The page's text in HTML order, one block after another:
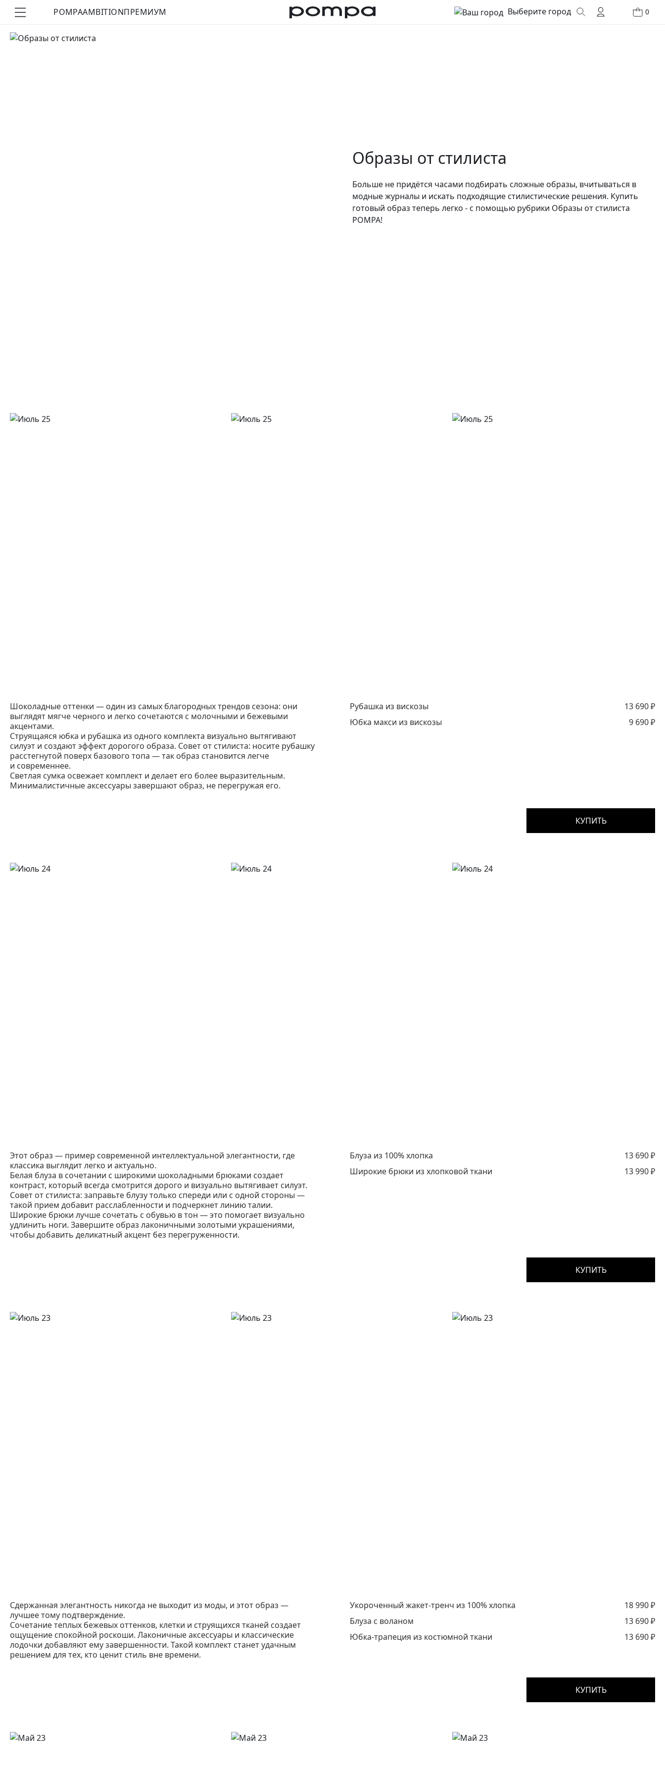
POMPAAMBITIONПРЕМИУМ Выберите город 0
Образы от стилиста
Больше не придётся часами подбирать сложные образы, вчитываться в
модные журналы и искать подходящие стилистические решения. Купить
готовый образ теперь легко - с помощью рубрики Образы от стилиста
POMPA!
Шоколадные оттенки — один из самых благородных трендов сезона: они
выглядят мягче черного и легко сочетаются с молочными и бежевыми
акцентами.
Струящаяся юбка и рубашка из одного комплекта визуально вытягивают
силуэт и создают эффект дорогого образа. Совет от стилиста: носите рубашку
расстегнутой поверх базового топа — так образ становится легче
и современнее.
Светлая сумка освежает комплект и делает его более выразительным.
Минималистичные аксессуары завершают образ, не перегружая его.
Рубашка из вискозы 13 690₽
Юбка макси из вискозы
9 690₽
КУПИТЬ
Этот образ — пример современной интеллектуальной элегантности, где
классика выглядит легко и актуально.
Белая блуза в сочетании с широкими шоколадными брюками создает
контраст, который всегда смотрится дорого и визуально вытягивает силуэт.
Совет от стилиста: заправьте блузу только спереди или с одной стороны —
такой прием добавит расслабленности и подчеркнет линию талии.
Широкие брюки лучше сочетать с обувью в тон — это помогает визуально
удлинить ноги. Завершите образ лаконичными золотыми украшениями,
чтобы добавить деликатный акцент без перегруженности.
Блуза из 100% хлопка 13 690₽
Широкие брюки из хлопковой ткани
13 990₽
КУПИТЬ
Сдержанная элегантность никогда не выходит из моды, и этот образ —
лучшее тому подтверждение.
Сочетание теплых бежевых оттенков, клетки и струящихся тканей создает
ощущение спокойной роскоши. Лаконичные аксессуары и классические
лодочки добавляют ему завершенности. Такой комплект станет удачным
решением для тех, кто ценит стиль вне времени.
Укороченный жакет-тренч из 100% хлопка 18 990₽
Блуза с воланом
13 690₽
Юбка-трапеция из костюмной ткани
13 690₽
КУПИТЬ